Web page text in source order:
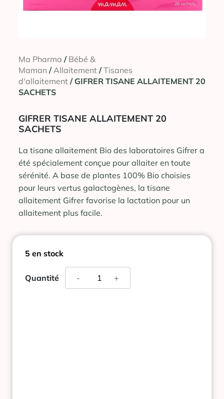
Ma Pharma / Bébé &
Maman /Allaitement /Tisanes
d'allaitement / GIFRER TISANE ALLAITEMENT 20
SACHETS
GIFRER TISANE ALLAITEMENT 20
SACHETS
La tisane allaitement Bio des laboratoires Gifrer a
été spécialement conçue pour allaiter en toute
sérénité. A base de plantes 100% Bio choisies
pour leurs vertus galactogènes, la tisane
allaitement Gifrer favorise la lactation pour un
allaitement plus facile.
5 en stock
Quantité +
quantité
-